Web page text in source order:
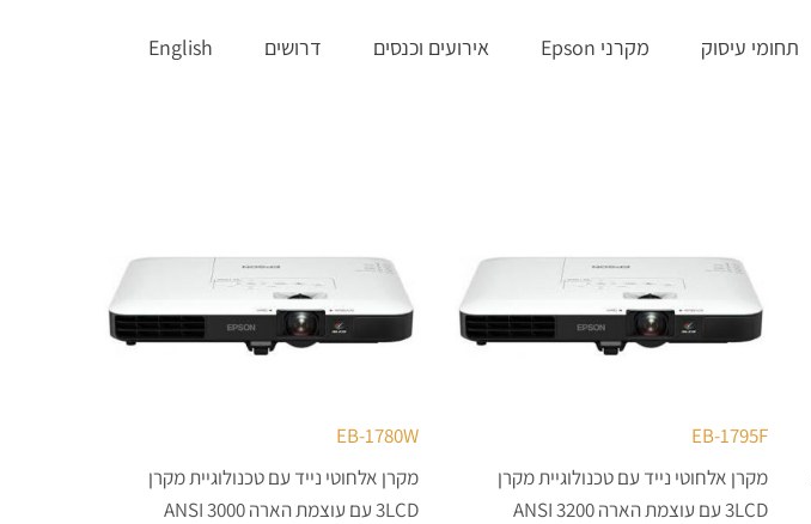
תחומי עיסוק מקרני Epson אירועים וכנסים דרושים English
EB-1795F
מקרן אלחוטי נייד עם טכנולוגיית מקרן
3LCD עם עוצמת הארה 3200 ANSI
EB-1780W
מקרן אלחוטי נייד עם טכנולוגיית מקרן
3LCD עם עוצמת הארה 3000 ANSI